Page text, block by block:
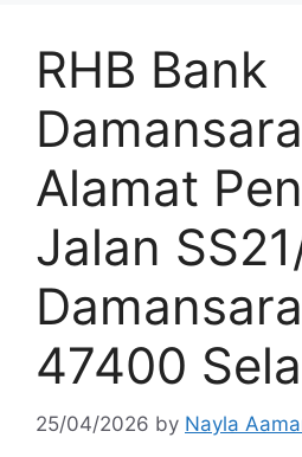
RHB Bank
Alamat
Jalan
47400
25/04/2026 by Nayla